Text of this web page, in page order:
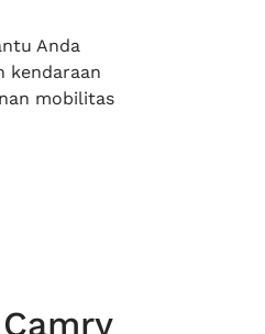
Anda
kendaraan
mobilitas